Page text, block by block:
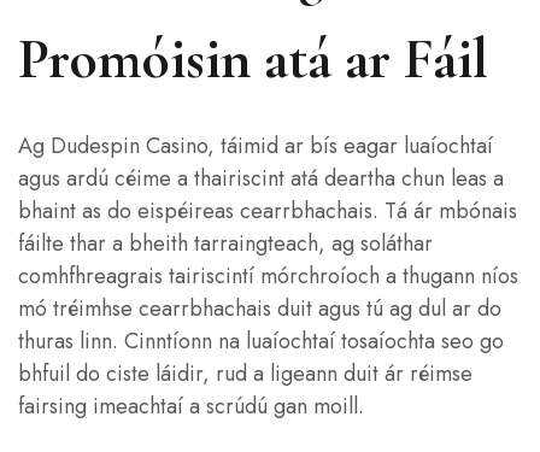
Promóisin atá ar Fáil
Ag Dudespin Casino, táimid ar bís eagar luaíochtaí
agus ardú céime a thairiscint atá deartha chun leas a
bhaint as do eispéireas cearrbhachais. Tá ár mbónais
fáilte thar a bheith tarraingteach, ag soláthar
comhfhreagrais tairiscintí mórchroíoch a thugann níos
mó tréimhse cearrbhachais duit agus tú ag dul ar do
thuras linn. Cinntíonn na luaíochtaí tosaíochta seo go
bhfuil do ciste láidir, rud a ligeann duit ár réimse
fairsing imeachtaí a scrúdú gan moill.